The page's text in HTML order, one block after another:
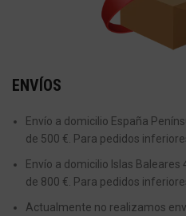
ENVÍOS
Envío a domicilio España
de 500 €. Para pedidos
Envío a domicilio Islas
de 800 €. Para pedidos
Actualmente no realizamos